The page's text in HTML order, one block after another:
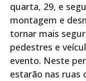
quarta, 29, e
montagem e
tornar mais
pedestres e
evento. Neste
estarão nas ruas